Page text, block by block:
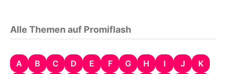
Alle Themen auf Promiflash
A B C D E F G H I J
K